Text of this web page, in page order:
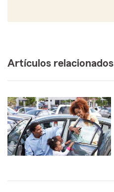
Artículos relacionados